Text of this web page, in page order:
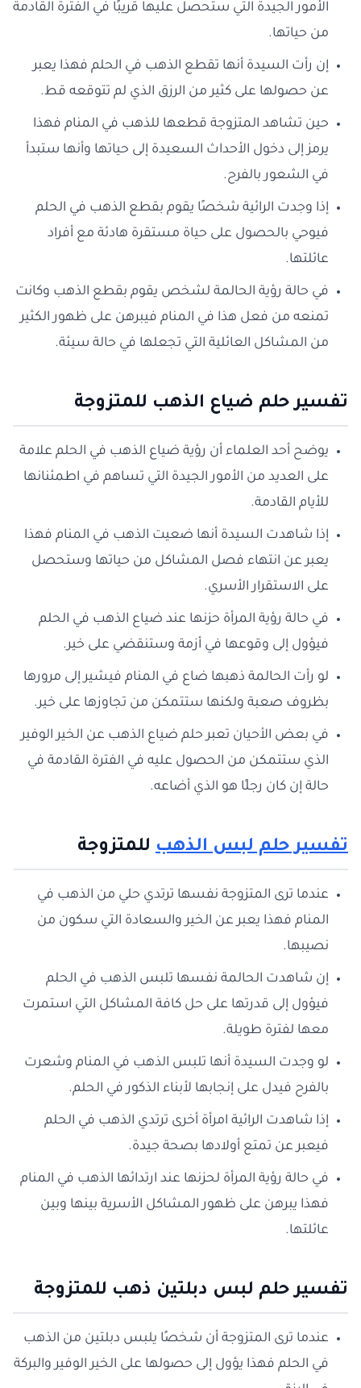
الأمور الجيدة التي ستحصل عليها قريبًا في الفترة القادمة
من حياتها.
إن رأت السيدة أنها تقطع الذهب في الحلم فهذا يعبر
عن حصولها على كثير من الرزق الذي لم تتوقعه قط.
حين تشاهد المتزوجة قطعها للذهب في المنام فهذا
يرمز إلى دخول الأحداث السعيدة إلى حياتها وأنها ستبدأ
في الشعور بالفرح.
إذا وجدت الرائية شخصًا يقوم بقطع الذهب في الحلم
فيوحي بالحصول على حياة مستقرة هادئة مع أفراد
عائلتها.
في حالة رؤية الحالمة لشخص يقوم بقطع الذهب وكانت
تمنعه من فعل هذا في المنام فيبرهن على ظهور الكثير
من المشاكل العائلية التي تجعلها في حالة سيئة.
تفسير حلم ضياع الذهب للمتزوجة
يوضح أحد العلماء أن رؤية ضياع الذهب في الحلم علامة
على العديد من الأمور الجيدة التي تساهم في اطمئنانها
للأيام القادمة.
إذا شاهدت السيدة أنها ضعيت الذهب في المنام فهذا
يعبر عن انتهاء فصل المشاكل من حياتها وستحصل
على الاستقرار الأسري.
في حالة رؤية المرأة حزنها عند ضياع الذهب في الحلم
فيؤول إلى وقوعها في أزمة وستنقضي على خير.
لو رأت الحالمة ذهبها ضاع في المنام فيشير إلى مرورها
بظروف صعبة ولكنها ستتمكن من تجاوزها على خير.
في بعض الأحيان تعبر حلم ضياع الذهب عن الخير الوفير
الذي ستتمكن من الحصول عليه في الفترة القادمة في
حالة إن كان رجلًا هو الذي أضاعه.
تفسير حلم لبس الذهب للمتزوجة
عندما ترى المتزوجة نفسها ترتدي حلي من الذهب في
المنام فهذا يعبر عن الخير والسعادة التي سكون من
نصيبها.
إن شاهدت الحالمة نفسها تلبس الذهب في الحلم
فيؤول إلى قدرتها على حل كافة المشاكل التي استمرت
معها لفترة طويلة.
لو وجدت السيدة أنها تلبس الذهب في المنام وشعرت
بالفرح فيدل على إنجابها لأبناء الذكور في الحلم.
إذا شاهدت الرائية امرأة أخرى ترتدي الذهب في الحلم
فيعبر عن تمتع أولادها بصحة جيدة.
في حالة رؤية المرأة لحزنها عند ارتدائها الذهب في المنام
فهذا يبرهن على ظهور المشاكل الأسرية بينها وبين
عائلتها.
تفسير حلم لبس دبلتين ذهب للمتزوجة
عندما ترى المتزوجة أن شخصًا يلبس دبلتين من الذهب
في الحلم فهذا يؤول إلى حصولها على الخير الوفير والبركة